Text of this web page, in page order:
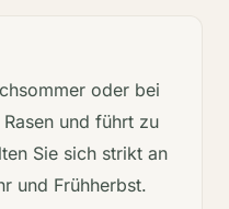
oder bei
und führt zu
Sie sich strikt an
und Frühherbst.